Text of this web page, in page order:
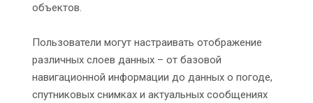
объектов.
Пользователи могут настраивать отображение
различных слоев данных – от базовой
навигационной информации до данных о погоде,
спутниковых снимках и актуальных сообщениях